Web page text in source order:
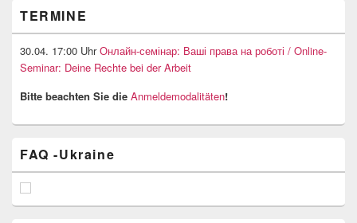
TERMINE
30.04. 17:00 UhrОнлайн-семінар: Ваші права на роботі / Online-
Seminar: Deine Rechte bei der Arbeit
Bitte beachten Sie die Anmeldemodalitäten!
FAQ -Ukraine